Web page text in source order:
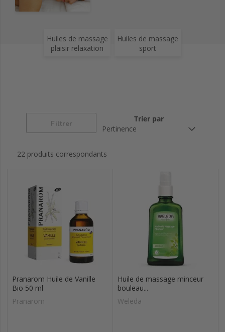
Huiles de massage
plaisir relaxation
Huiles de massage
sport
Filtrer
Trier par
22 produits correspondants
Pranarom Huile de Vanille
Bio 50 ml
Pranarom
Huile de massage minceur
bouleau...
Weleda